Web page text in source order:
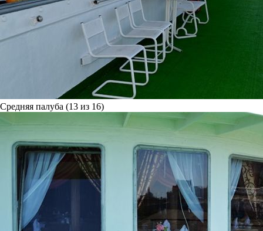
Средняя палуба (13 из 16)